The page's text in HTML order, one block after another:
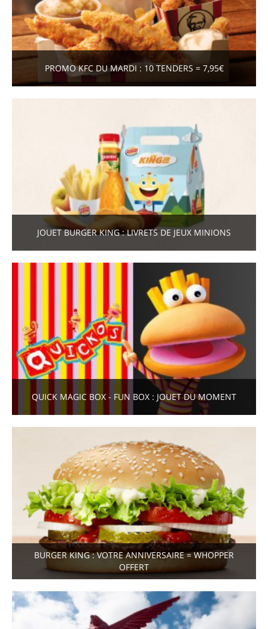
PROMO KFC DU MARDI : 10 TENDERS = 7,95€
JOUET BURGER KING : LIVRETS DE JEUX MINIONS
QUICK MAGIC BOX - FUN BOX : JOUET DU MOMENT
BURGER KING : VOTRE ANNIVERSAIRE = WHOPPER
OFFERT